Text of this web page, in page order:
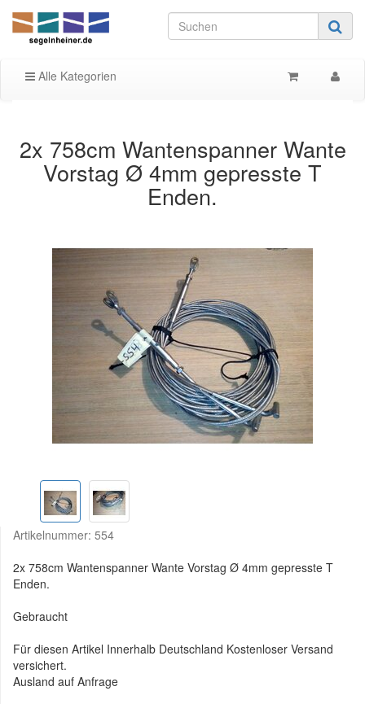
Alle Kategorien
2x 758cm Wantenspanner Wante
Vorstag Ø 4mm gepresste T
Enden.
Artikelnummer: 554
2x 758cm Wantenspanner Wante Vorstag Ø 4mm gepresste T
Enden.
Gebraucht
Für diesen Artikel Innerhalb Deutschland Kostenloser Versand
versichert.
Ausland auf Anfrage